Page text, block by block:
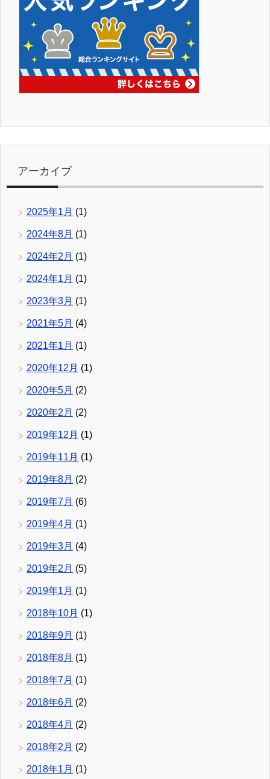
アーカイブ
2025年1月 (1)
2024年8月 (1)
2024年2月 (1)
2024年1月 (1)
2023年3月 (1)
2021年5月 (4)
2021年1月 (1)
2020年12月 (1)
2020年5月 (2)
2020年2月 (2)
2019年12月 (1)
2019年11月 (1)
2019年8月 (2)
2019年7月 (6)
2019年4月 (1)
2019年3月 (4)
2019年2月 (5)
2019年1月 (1)
2018年10月 (1)
2018年9月 (1)
2018年8月 (1)
2018年7月 (1)
2018年6月 (2)
2018年4月 (2)
2018年2月 (2)
2018年1月 (1)